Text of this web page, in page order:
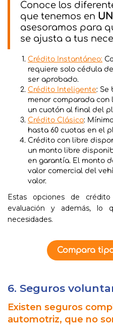
Conoce los
que tenemos en
asesoramos para
se ajusta a tus
Crédito Instantáneo:
requiere solo cédula
ser aprobado.
Crédito Inteligente: Se
menor comparada con
un cuotón al final del
Crédito Clásico:
hasta 60 cuotas en el
Crédito con libre
un monto libre
en garantía. El monto
valor comercial del
valor.
Estas opciones de
evaluación y además,
necesidades.
Compara
6. Seguros
Existen seguros
automotriz, que no